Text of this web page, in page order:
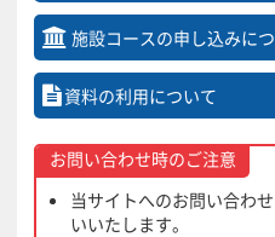
施設コースの申し込みに
資料の利用について
お問い合わせ時のご注意
当サイトへのお問い合わ
いいたします。